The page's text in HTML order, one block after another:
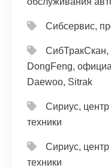
Сибсервис,
DongFeng,
Daewoo, Sitrak
Сириус, центр
техники
Сириус, центр
техники